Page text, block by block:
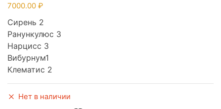
7000.00
Сирень 2
Ранункулюс 3
Нарцисс 3
Вибурнум1
Клематис 2
Нет в наличии